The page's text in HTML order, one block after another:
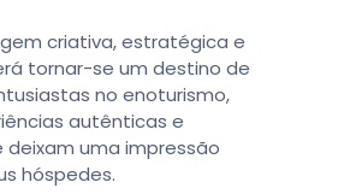
criativa, estratégica e
tornar-se um destino de
no enoturismo,
autênticas e
deixam uma impressão
hóspedes.